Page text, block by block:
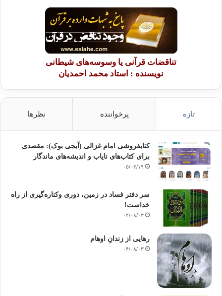
تناقضات قرآنی یا وسوسه‌های شیطانی
نویسنده : استاد محمد احمدیان
تازه پرخواننده نظرها
کتابفروشی امام غزالی (آیجی بوک): مقصدی
برای کتاب‌های نایاب و اندیشه‌های ماندگار
۰۵/۰۳/۱۹
سر دفتر فساد در زمین‌، دوری وکناره‌گیری از راه
خداست‌!
۰۴/۰۸/۰۳
رهایی از زندانِ اوهام
۰۴/۰۸/۰۳